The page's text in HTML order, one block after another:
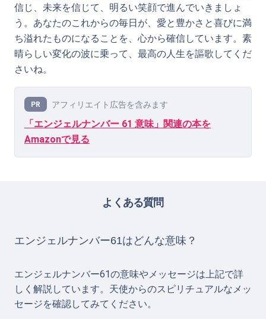
信じ、未来を信じて、明るい笑顔で進んでいきましょ
う。あなたのこれからの毎日が、愛と豊かさと喜びに満
ち溢れたものになることを、心から確信しています。素
晴らしい変化の波に乗って、最高の人生を謳歌してくだ
さいね。
PR アフィリエイト広告を含みます
「エンジェルナンバー 61 意味」関連の本を
Amazonで見る
よくある質問
エンジェルナンバー61はどんな意味？
エンジェルナンバー61の意味やメッセージは上記で詳
しく解説しています。天使からのスピリチュアルなメッ
セージを確認してみてください。